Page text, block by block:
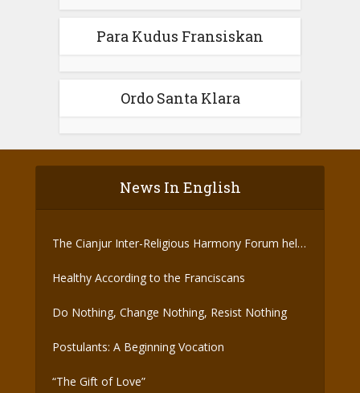
Para Kudus Fransiskan
Ordo Santa Klara
News In English
The Cianjur Inter-Religious Harmony Forum held
Healthy According to the Franciscans
Do Nothing, Change Nothing, Resist Nothing
Postulants: A Beginning Vocation
“The Gift of Love”